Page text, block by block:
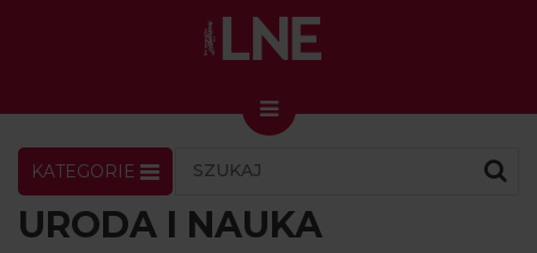
LNENEWS
KATEGORIE
URODA I NAUKA